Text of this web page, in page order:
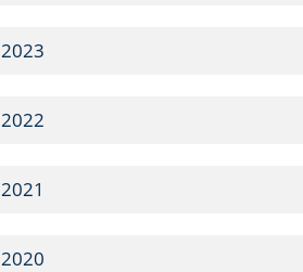
2023
2022
2021
2020